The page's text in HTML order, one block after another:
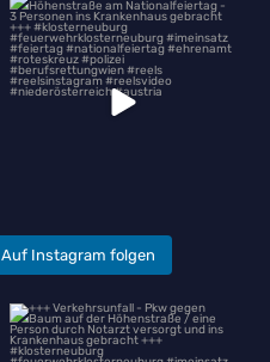
+++ Frontalcrash auf der
Höhenstraße am...
Auf Instagram folgen
+++ Verkehrsunfall - Pkw gegen
Baum auf der